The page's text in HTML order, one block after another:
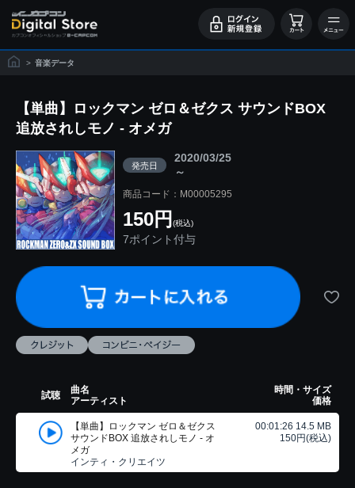
> 音楽データ
【単曲】ロックマン ゼロ＆ゼクス サウンドBOX
追放されしモノ - オメガ
発売日
2020/03/25
～
商品コード：M00005295
150円 (税込)
7ポイント付与
試聴
曲名
アーティスト
時間・サイズ
価格
【単曲】ロックマン ゼロ＆ゼクス
サウンドBOX 追放されしモノ - オ
メガ
インティ・クリエイツ
00:01:26 14.5 MB
150円(税込)